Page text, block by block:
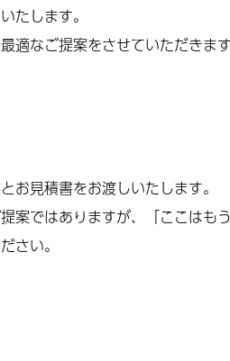
たします。
適なご提案をさせていただきます
お見積書をお渡しいたします。
案ではありますが、「ここは
さい。